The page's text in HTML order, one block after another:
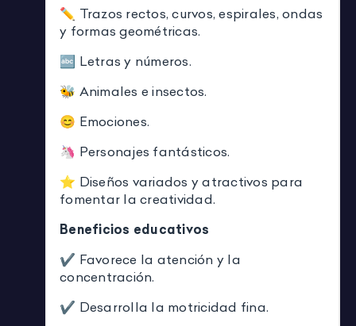
✏️ Trazos rectos, curvos, espirales, ondas
y formas geométricas.
🔤 Letras y números.
🐝 Animales e insectos.
😊 Emociones.
🦄 Personajes fantásticos.
⭐ Diseños variados y atractivos para
fomentar la creatividad.
Beneficios educativos
✔ Favorece la atención y la
concentración.
✔ Desarrolla la motricidad fina.